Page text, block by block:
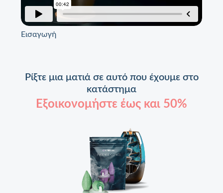
Εισαγωγή
Ρίξτε μια ματιά σε αυτό που έχουμε στο
κατάστημα
Εξοικονομήστε έως και 50%